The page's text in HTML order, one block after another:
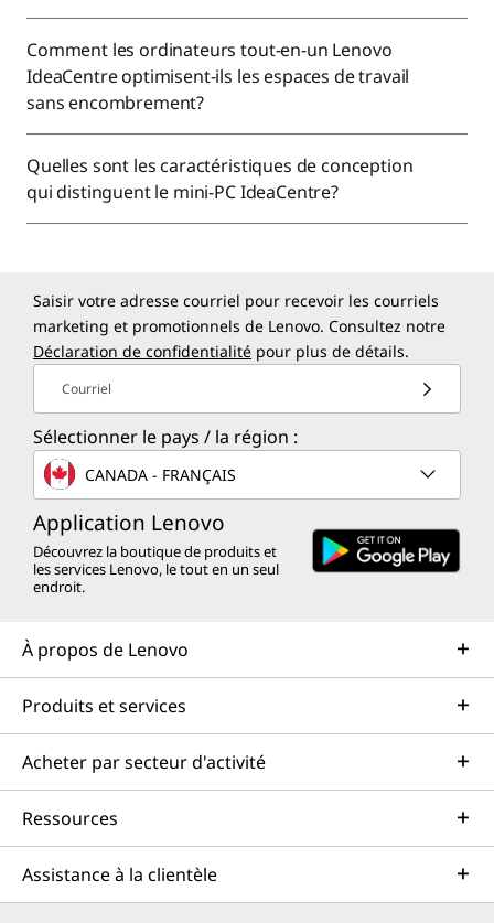
Comment les ordinateurs tout-en-un Lenovo
IdeaCentre optimisent-ils les espaces de travail
sans encombrement?
Quelles sont les caractéristiques de conception
qui distinguent le mini-PC IdeaCentre?
Saisir votre adresse courriel pour recevoir les courriels
marketing et promotionnels de Lenovo. Consultez notre
Déclaration de confidentialité pour plus de détails.
Courriel
Sélectionner le pays / la région :
CANADA - FRANÇAIS
Application Lenovo
Découvrez la boutique de produits et
les services Lenovo, le tout en un seul
endroit.
À propos de Lenovo
Produits et services
Acheter par secteur d'activité
Ressources
Assistance à la clientèle